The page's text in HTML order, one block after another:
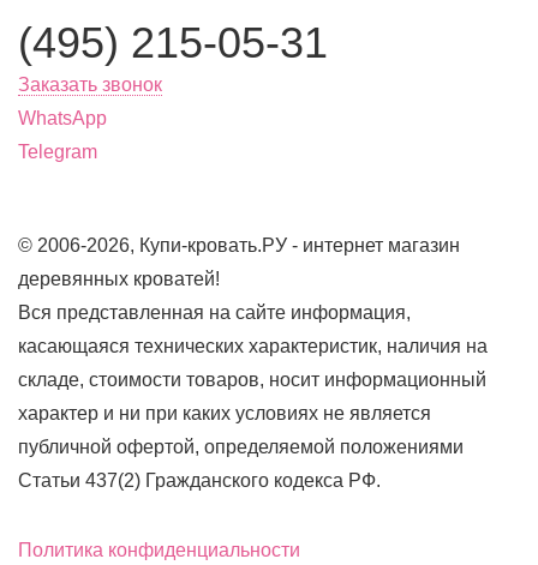
(495) 215-05-31
Заказать звонок
WhatsApp
Telegram
© 2006-2026, Купи-кровать.РУ - интернет магазин
деревянных кроватей!
Вся представленная на сайте информация,
касающаяся технических характеристик, наличия на
складе, стоимости товаров, носит информационный
характер и ни при каких условиях не является
публичной офертой, определяемой положениями
Статьи 437(2) Гражданского кодекса РФ.
Политика конфиденциальности